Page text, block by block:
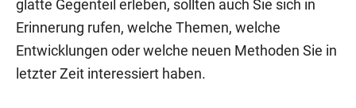
glatte Gegenteil erleben, sollten auch Sie sich in
Erinnerung rufen, welche Themen, welche
Entwicklungen oder welche neuen Methoden Sie in
letzter Zeit interessiert haben.